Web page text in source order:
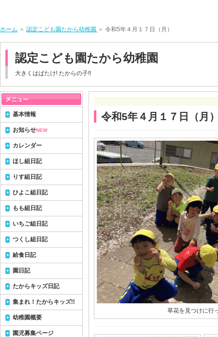
ホーム ＞ 認定こども園たから幼稚園 ＞ 令和5年４月１７日（月）
認定こども園たから幼稚園
大きくはばたけ! たからの子!!
令和5年４月１７日（月
草花を見つけに行
基本情報
お知らせNEW
カレンダー
ほし組日記
りす組日記
ひよこ組日記
もも組日記
いちご組日記
つくし組日記
給食日記
園日記
たからキッズ日記
集まれ！たからキッズ!!
幼稚園概要
園児募集ページ